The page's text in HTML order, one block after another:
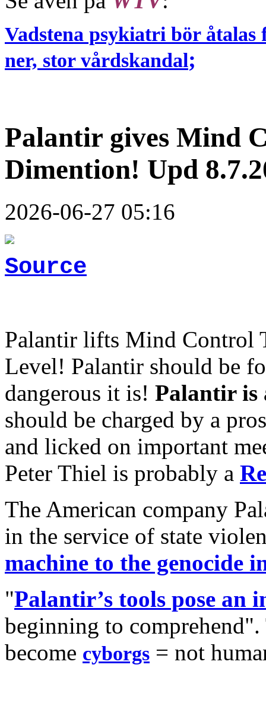
Vadstena psykiatri bör åtalas
ner, stor vårdskandal;
Palantir gives Mind
Dimention! Upd
2026-06-27 05:16
Source
Palantir lifts Mind Control
Level! Palantir should be
dangerous it is! Palantir is
should be charged by a
and licked on important
Peter Thiel is probably a
The American company
in the service of state
machine to the genocide
"Palantir’s tools pose an
beginning to
become cyborgs = not